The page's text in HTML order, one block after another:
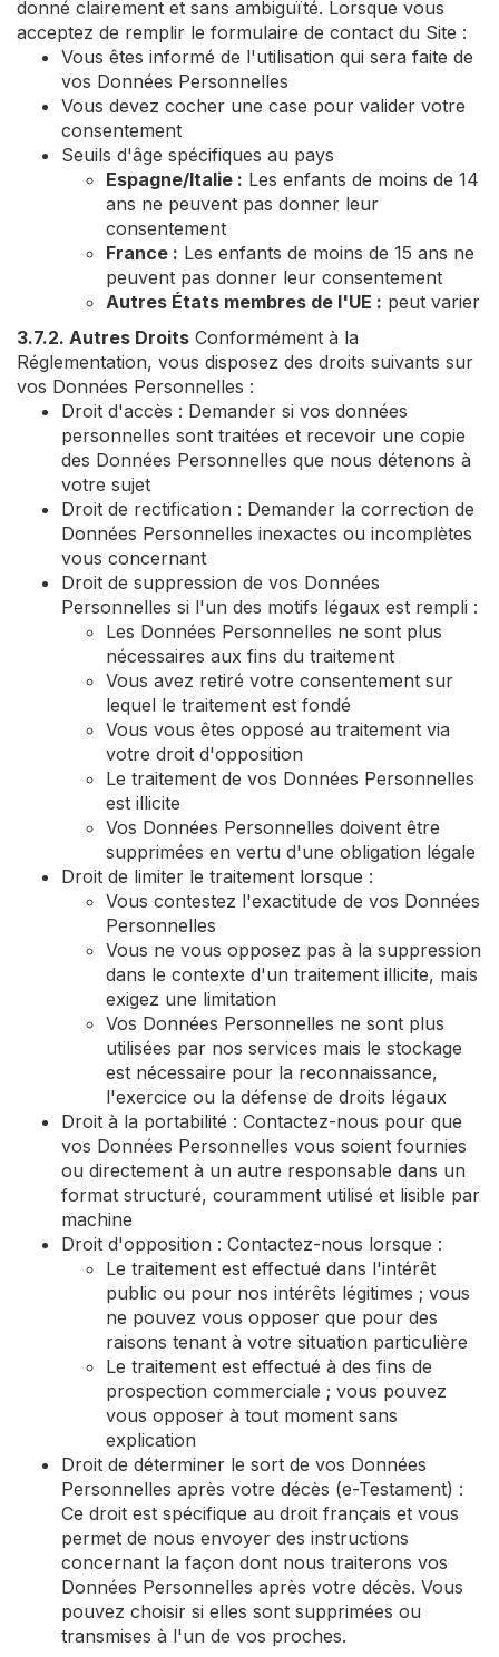
donné clairement et sans ambiguïté. Lorsque vous
acceptez de remplir le formulaire de contact du Site :
Vous êtes informé de l'utilisation qui sera faite de
vos Données Personnelles
Vous devez cocher une case pour valider votre
consentement
Seuils d'âge spécifiques au pays
Espagne/Italie : Les enfants de moins de 14
ans ne peuvent pas donner leur
consentement
France : Les enfants de moins de 15 ans ne
peuvent pas donner leur consentement
Autres États membres de l'UE : peut varier
3.7.2. Autres Droits Conformément à la
Réglementation, vous disposez des droits suivants sur
vos Données Personnelles :
Droit d'accès : Demander si vos données
personnelles sont traitées et recevoir une copie
des Données Personnelles que nous détenons à
votre sujet
Droit de rectification : Demander la correction de
Données Personnelles inexactes ou incomplètes
vous concernant
Droit de suppression de vos Données
Personnelles si l'un des motifs légaux est rempli :
Les Données Personnelles ne sont plus
nécessaires aux fins du traitement
Vous avez retiré votre consentement sur
lequel le traitement est fondé
Vous vous êtes opposé au traitement via
votre droit d'opposition
Le traitement de vos Données Personnelles
est illicite
Vos Données Personnelles doivent être
supprimées en vertu d'une obligation légale
Droit de limiter le traitement lorsque :
Vous contestez l'exactitude de vos Données
Personnelles
Vous ne vous opposez pas à la suppression
dans le contexte d'un traitement illicite, mais
exigez une limitation
Vos Données Personnelles ne sont plus
utilisées par nos services mais le stockage
est nécessaire pour la reconnaissance,
l'exercice ou la défense de droits légaux
Droit à la portabilité : Contactez-nous pour que
vos Données Personnelles vous soient fournies
ou directement à un autre responsable dans un
format structuré, couramment utilisé et lisible par
machine
Droit d'opposition : Contactez-nous lorsque :
Le traitement est effectué dans l'intérêt
public ou pour nos intérêts légitimes ; vous
ne pouvez vous opposer que pour des
raisons tenant à votre situation particulière
Le traitement est effectué à des fins de
prospection commerciale ; vous pouvez
vous opposer à tout moment sans
explication
Droit de déterminer le sort de vos Données
Personnelles après votre décès (e-Testament) :
Ce droit est spécifique au droit français et vous
permet de nous envoyer des instructions
concernant la façon dont nous traiterons vos
Données Personnelles après votre décès. Vous
pouvez choisir si elles sont supprimées ou
transmises à l'un de vos proches.